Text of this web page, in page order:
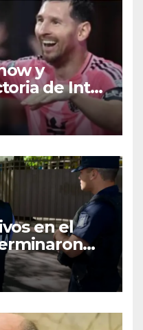
y
de Inter
en el